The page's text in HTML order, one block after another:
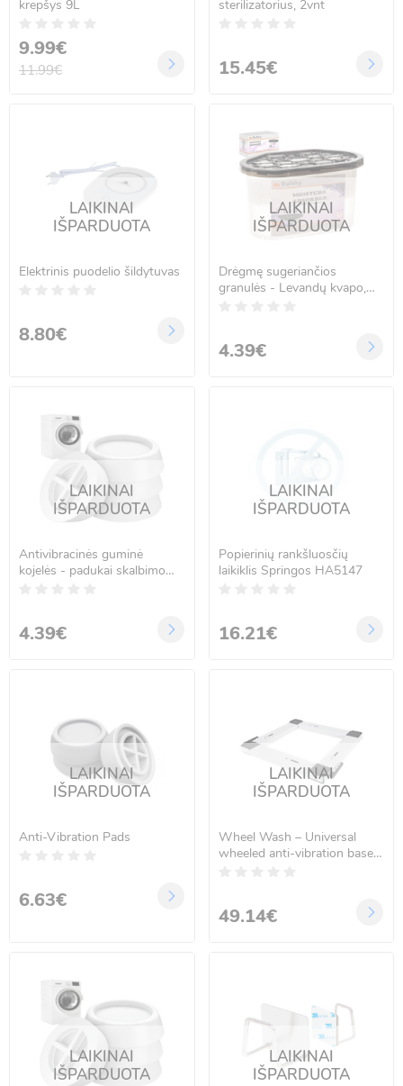
krepšys 9L
9.99€
11.99€
sterilizatorius, 2vnt
15.45€
LAIKINAI
IŠPARDUOTA
Elektrinis puodelio šildytuvas
8.80€
LAIKINAI
IŠPARDUOTA
Drėgmę sugeriančios
granulės - Levandų kvapo,
4.39€
LAIKINAI
IŠPARDUOTA
Antivibracinės guminė
kojelės - padukai skalbimo
4.39€
LAIKINAI
IŠPARDUOTA
Popierinių rankšluosčių
laikiklis Springos HA5147
16.21€
LAIKINAI
IŠPARDUOTA
Anti-Vibration Pads
6.63€
LAIKINAI
IŠPARDUOTA
Wheel Wash – Universal
wheeled anti-vibration base
49.14€
LAIKINAI
IŠPARDUOTA
LAIKINAI
IŠPARDUOTA